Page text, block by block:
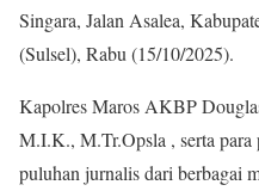
Singara, Jalan Asalea,
(Sulsel), Rabu (15/10/2025).
Kapolres Maros AKBP
M.I.K., M.Tr.Opsla , serta para
puluhan jurnalis dari berbagai